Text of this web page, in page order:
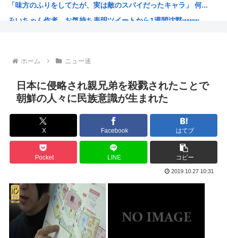
「キスしろ」というヤジからパニックに… 渡邊渚が語るフラ...
「味方のふりをしてたが、実は敵のスパイだったキャラ」 何...
みいちゃん作者、お気持ち表明ツイートから1週間沈黙www
【画像】カノカリ女、とんでもないエ口グッズにされてしまい...
韓国人「日本には韓国みたいなドラッグストアがないので韓国...
宮崎駿「声優は娼婦のような声」←これ正論すぎるよな
バンダイナムコ決算、プリキュアが前年比大幅減少
財務省のエース、左遷
韓国人「地震で高市早苗ちゃんは北朝鮮の金正恩と比較され完...
山本五十六「明日は真珠湾攻撃か…なんやこれ、デスノート？...
【2019年】 重機の作業員が「なんだこれ」と通報した密...
高市早苗の秘書のガンステージ4はどうなったの？
アメリカ「ヤニねこは黒人をネコ娘にして黒人差別を描いた社...
維新県議、無許可で選挙カーレンタル事業 複数の維新候補が...
ホーム ニュー速
日本に侵略され親兄弟を殺戮されたことで
朝鮮の人々に民族意識が生まれた
X Facebook はてブ
Pocket LINE コピー
2019.10.27 10:31